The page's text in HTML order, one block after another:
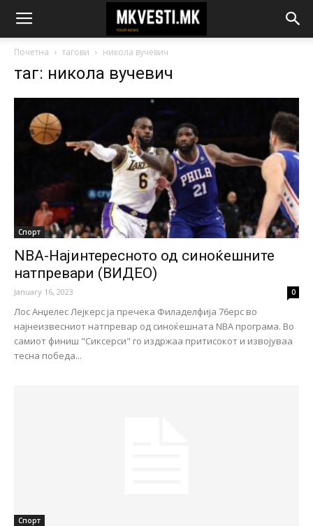
Почетна тагови никола вучевич
таг: никола вучевич
Спорт
NBA-Најинтересното од синоќешните
натпревари (ВИДЕО)
January 16, 2023 0
Лос Анџелес Лејкерс ја пречека Филаделфија 76ерс во
најнеизвесниот натпревар од синоќешната NBA програма. Во
самиот финиш "Сиксерси" го издржаа притисокот и извојуваа
тесна победа...
Спорт